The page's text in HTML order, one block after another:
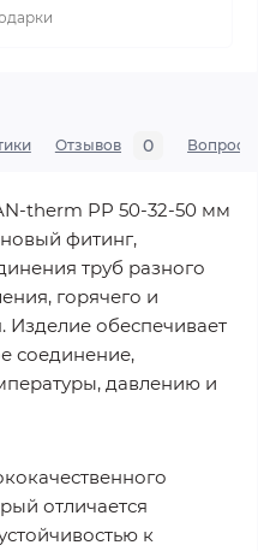
Отзывов 0 Вопросы
therm PP 50-32-50 мм
фитинг,
труб разного
горячего и
обеспечивает
соединение,
давлению и
отличается
к